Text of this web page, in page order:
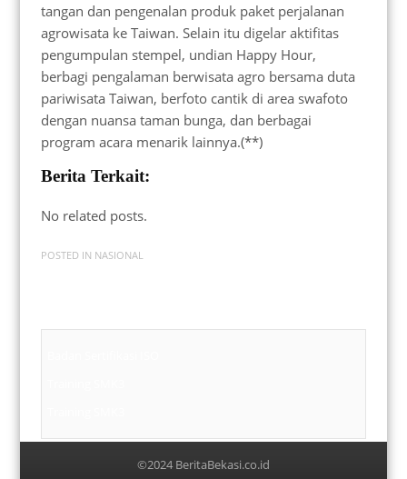
tangan dan pengenalan produk paket perjalanan
agrowisata ke Taiwan. Selain itu digelar aktifitas
pengumpulan stempel, undian Happy Hour,
berbagi pengalaman berwisata agro bersama duta
pariwisata Taiwan, berfoto cantik di area swafoto
dengan nuansa taman bunga, dan berbagai
program acara menarik lainnya.(**)
Berita Terkait:
No related posts.
POSTED IN NASIONAL
©2024 BeritaBekasi.co.id